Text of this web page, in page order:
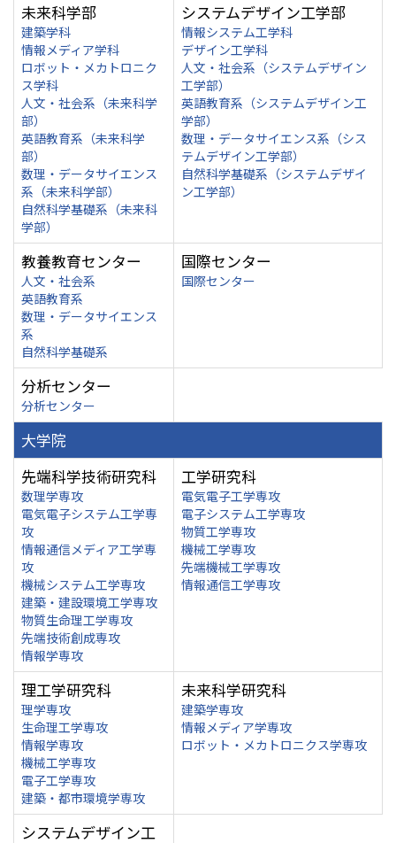
未来科学部
建築学科
情報メディア学科
ロボット・メカトロニク
ス学科
人文・社会系（未来科学
部）
英語教育系（未来科学
部）
数理・データサイエンス
系（未来科学部）
自然科学基礎系（未来科
学部）
システムデザイン工学部
情報システム工学科
デザイン工学科
人文・社会系（システムデザイン
工学部）
英語教育系（システムデザイン工
学部）
数理・データサイエンス系（シス
テムデザイン工学部）
自然科学基礎系（システムデザイ
ン工学部）
教養教育センター
人文・社会系
英語教育系
数理・データサイエンス
系
自然科学基礎系
国際センター
国際センター
分析センター
分析センター
大学院
先端科学技術研究科
数理学専攻
電気電子システム工学専
攻
情報通信メディア工学専
攻
機械システム工学専攻
建築・建設環境工学専攻
物質生命理工学専攻
先端技術創成専攻
情報学専攻
工学研究科
電気電子工学専攻
電子システム工学専攻
物質工学専攻
機械工学専攻
先端機械工学専攻
情報通信工学専攻
理工学研究科
理学専攻
生命理工学専攻
情報学専攻
機械工学専攻
電子工学専攻
建築・都市環境学専攻
未来科学研究科
建築学専攻
情報メディア学専攻
ロボット・メカトロニクス学専攻
システムデザイン工